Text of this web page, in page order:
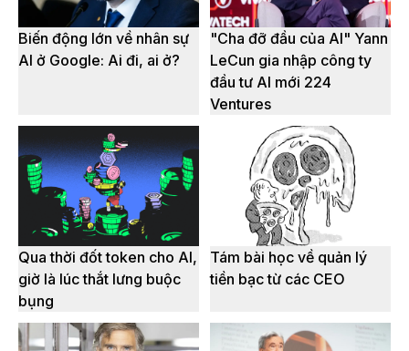
Biến động lớn về nhân sự
AI ở Google: Ai đi, ai ở?
"Cha đỡ đầu của AI" Yann
LeCun gia nhập công ty
đầu tư AI mới 224
Ventures
Qua thời đốt token cho AI,
giờ là lúc thắt lưng buộc
bụng
Tám bài học về quản lý
tiền bạc từ các CEO